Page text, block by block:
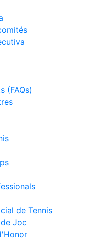
(FAQs)
de Tennis
Joc